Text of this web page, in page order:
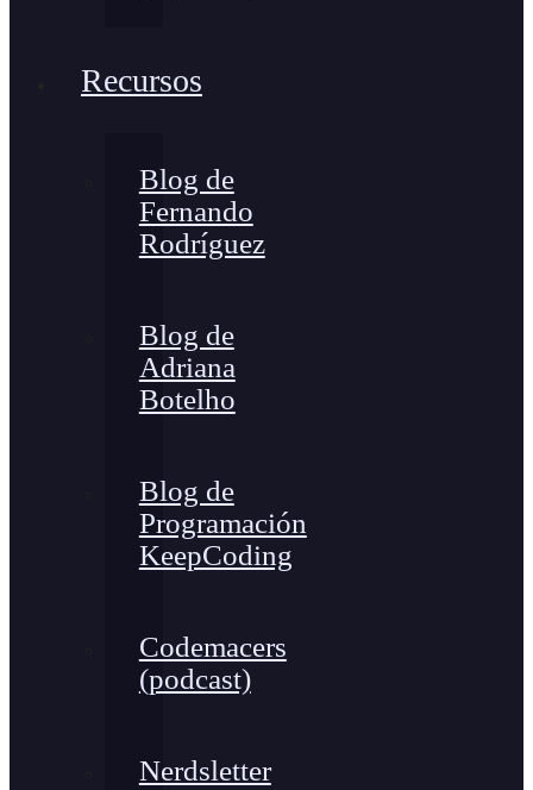
Recursos
Blog de
Fernando
Rodríguez
Blog de
Adriana
Botelho
Blog de
Programación
KeepCoding
Codemacers
(podcast)
Nerdsletter